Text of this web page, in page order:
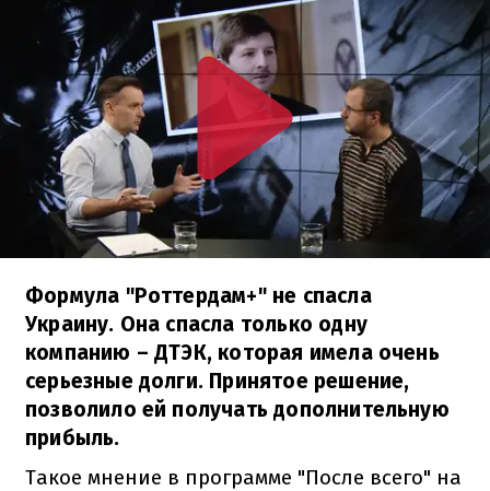
Формула "Роттердам+" не спасла
Украину. Она спасла только одну
компанию – ДТЭК, которая имела очень
серьезные долги. Принятое решение,
позволило ей получать дополнительную
прибыль.
Такое мнение в программе "После всего" на